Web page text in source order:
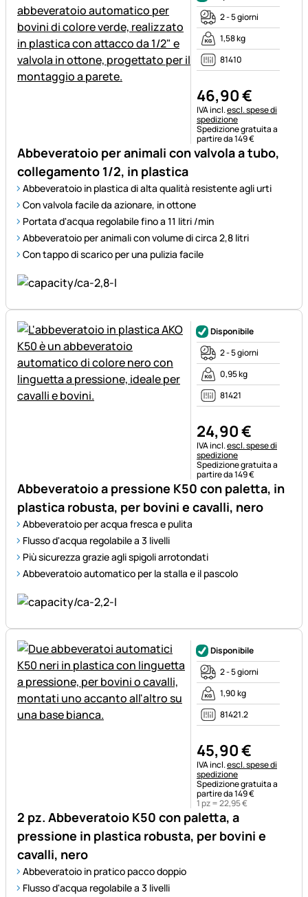
Abbeveratoio per animali con valvola a tubo,
collegamento 1/2, in plastica
Abbeveratoio in plastica di alta qualità resistente agli urti
Con valvola facile da azionare, in ottone
Portata d'acqua regolabile fino a 11 litri /min
Abbeveratoio per animali con volume di circa 2,8 litri
Con tappo di scarico per una pulizia facile
2 - 5 giorni
1,58 kg
81410
46,90€
Informazioni fiscali:
IVA incl.escl. spese di
spedizione
Spedizione gratuita a
partire da 149 €
Abbeveratoio a pressione K50 con paletta, in
plastica robusta, per bovini e cavalli, nero
Abbeveratoio per acqua fresca e pulita
Flusso d'acqua regolabile a 3 livelli
Più sicurezza grazie agli spigoli arrotondati
Abbeveratoio automatico per la stalla e il pascolo
Disponibile
2 - 5 giorni
0,95 kg
81421
24,90€
Informazioni fiscali:
IVA incl.escl. spese di
spedizione
Spedizione gratuita a
partire da 149 €
2 pz. Abbeveratoio K50 con paletta, a
pressione in plastica robusta, per bovini e
cavalli, nero
Abbeveratoio in pratico pacco doppio
Flusso d'acqua regolabile a 3 livelli
Disponibile
2 - 5 giorni
1,90 kg
81421.2
45,90€
Informazioni fiscali:
IVA incl.escl. spese di
spedizione
Spedizione gratuita a
partire da 149 €
1 pz =22,95€